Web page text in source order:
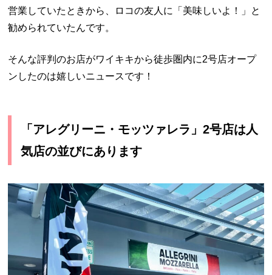
営業していたときから、ロコの友人に「美味しいよ！」と
勧められていたんです。
そんな評判のお店がワイキキから徒歩圏内に2号店オープ
ンしたのは嬉しいニュースです！
「アレグリーニ・モッツァレラ」2号店は人
気店の並びにあります